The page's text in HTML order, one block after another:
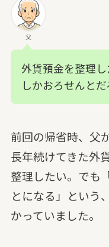
父
外貨預金を整理
しかおろせんとだ
前回の帰省時、父
長年続けてきた外
整理したい。でも
とになる」という
かっていました。